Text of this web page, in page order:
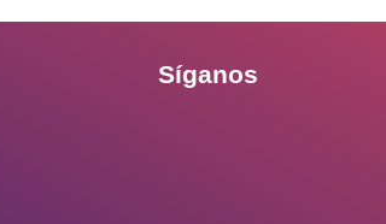
Síganos